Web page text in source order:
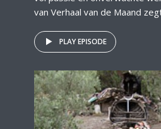
van Verhaal van de Maand
PLAY EPISODE